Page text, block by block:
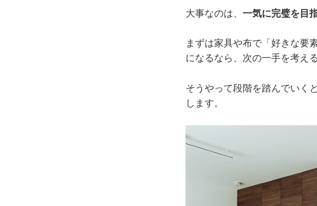
大事なのは、 一気に完璧を目
まずは家具や布で「好きな要
になるなら、次の一手を考える
そうやって段階を踏んでいく
します。